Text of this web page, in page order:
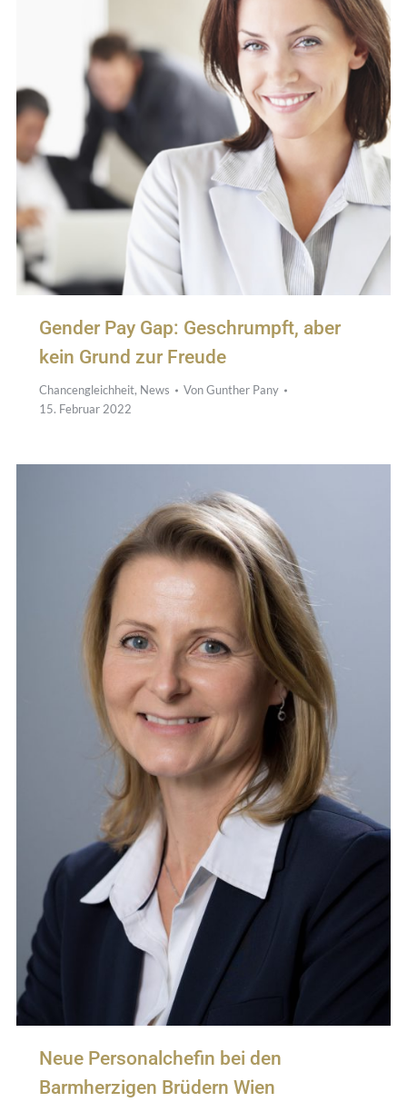
Gender Pay Gap: Geschrumpft, aber
kein Grund zur Freude
Chancengleichheit, News VonGunther Pany
15. Februar 2022
Neue Personalchefin bei den
Barmherzigen Brüdern Wien